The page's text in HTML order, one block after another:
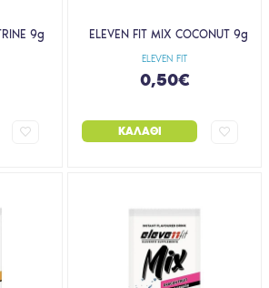
9g
ELEVEN FIT
ELEVEN FIT MIX COCONUT 9g
0,50€
ΚΑΛΆΘΙ